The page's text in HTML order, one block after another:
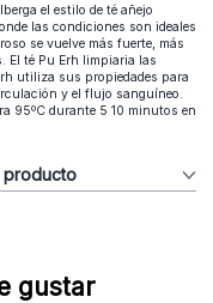
el estilo de té añejo
las condiciones son ideales
se vuelve más fuerte, más
El té Pu Erh limpiaria las
utiliza sus propiedades para
y el flujo sanguíneo.
95ºC durante 5 10 minutos en
producto
gustar